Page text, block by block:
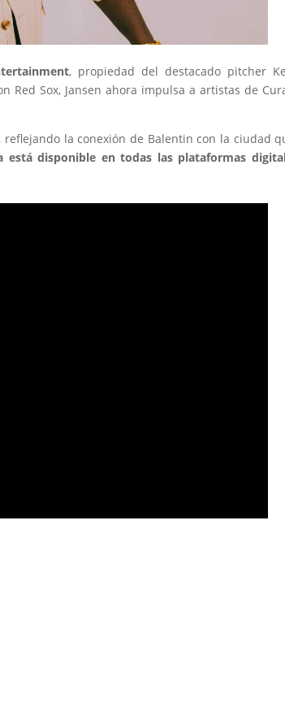
, propiedad del destacado pitcher
Red Sox, Jansen ahora impulsa a artistas de
reflejando la conexión de Balentin con la ciudad
está disponible en todas las plataformas